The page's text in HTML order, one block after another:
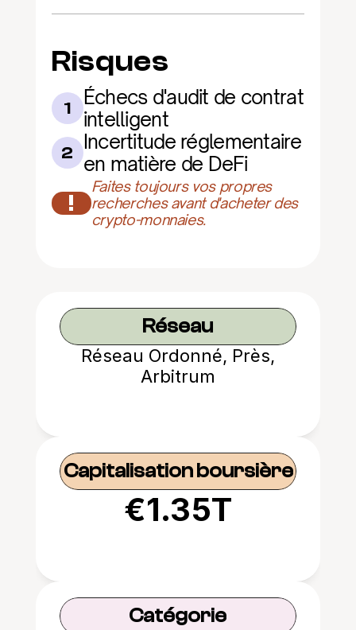
Risques
1
Échecs d'audit de contrat
intelligent
2 Incertitude réglementaire
en matière de DeFi
!
Faites toujours vos propres
recherches avant d'acheter des
crypto-monnaies.
Réseau
Réseau Ordonné, Près,
Arbitrum
Capitalisation boursière
€1.35T
Catégorie